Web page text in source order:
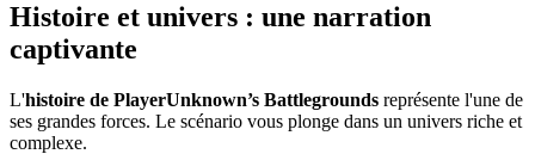
Histoire et univers : une narration
captivante
L'histoire de PlayerUnknown’s Battlegrounds représente l'une de
ses grandes forces. Le scénario vous plonge dans un univers riche et
complexe.